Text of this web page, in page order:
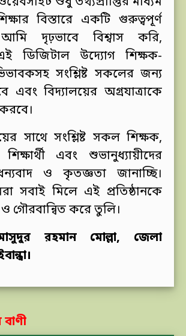
বিস্তারে একটি গুরুত্বপূর্ণ
আমি দৃঢ়ভাবে বিশ্বাস করি,
ডিজিটাল উদ্যোগ শিক্ষক-
সংশ্লিষ্ট সকলের জন্য
এবং বিদ্যালয়ের অগ্রযাত্রাকে
সাথে সংশ্লিষ্ট সকল শিক্ষক,
এবং শুভানুধ্যায়ীদের
ও কৃতজ্ঞতা জানাচ্ছি।
মিলে এই প্রতিষ্ঠানকে
গৌরবান্বিত করে তুলি।
রহমান মোল্লা, জেলা